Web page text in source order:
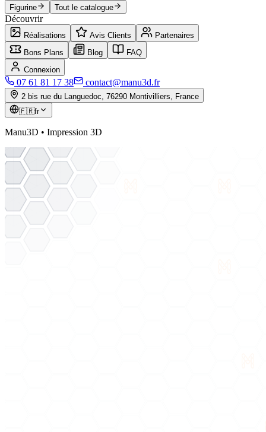
Figurine
Tout le catalogue
Découvrir
Réalisations Avis Clients
Partenaires
Bons Plans
Blog
FAQ
Connexion
07 61 81 17 38 contact@manu3d.fr
2 bis rue du Languedoc, 76290 Montivilliers, France
🇫🇷fr
Manu3D • Impression 3D